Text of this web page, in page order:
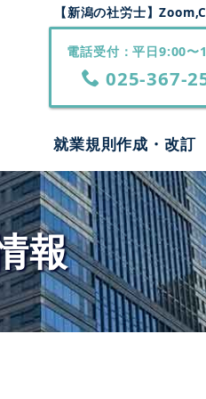
【新潟の社労士】
電話受付：平日9:00
025-367-
就業規則作成・改訂
報